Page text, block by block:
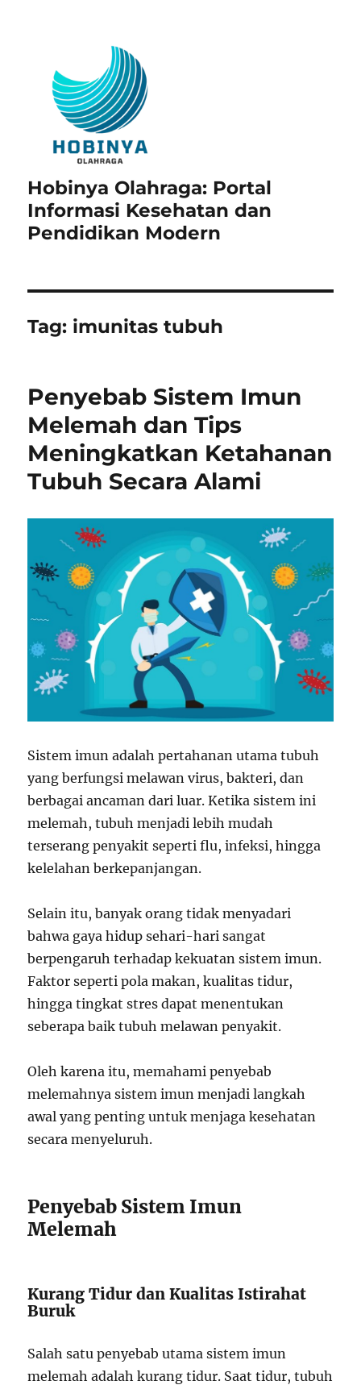
Hobinya Olahraga: Portal
Informasi Kesehatan dan
Pendidikan Modern
Tag: imunitas tubuh
Penyebab Sistem Imun
Melemah dan Tips
Meningkatkan Ketahanan
Tubuh Secara Alami
Sistem imun adalah pertahanan utama tubuh
yang berfungsi melawan virus, bakteri, dan
berbagai ancaman dari luar. Ketika sistem ini
melemah, tubuh menjadi lebih mudah
terserang penyakit seperti flu, infeksi, hingga
kelelahan berkepanjangan.
Selain itu, banyak orang tidak menyadari
bahwa gaya hidup sehari-hari sangat
berpengaruh terhadap kekuatan sistem imun.
Faktor seperti pola makan, kualitas tidur,
hingga tingkat stres dapat menentukan
seberapa baik tubuh melawan penyakit.
Oleh karena itu, memahami penyebab
melemahnya sistem imun menjadi langkah
awal yang penting untuk menjaga kesehatan
secara menyeluruh.
Penyebab Sistem Imun
Melemah
Kurang Tidur dan Kualitas Istirahat
Buruk
Salah satu penyebab utama sistem imun
melemah adalah kurang tidur. Saat tidur, tubuh